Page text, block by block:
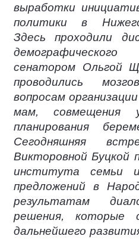
выработки
политики в
Здесь проходили
сенатором Ольгой
проводились
вопросам
мам, совмещения
планирования
Сегодняшняя
Викторовной Буцкой
института семьи
предложений в
результатам
решения, которые
дальнейшего